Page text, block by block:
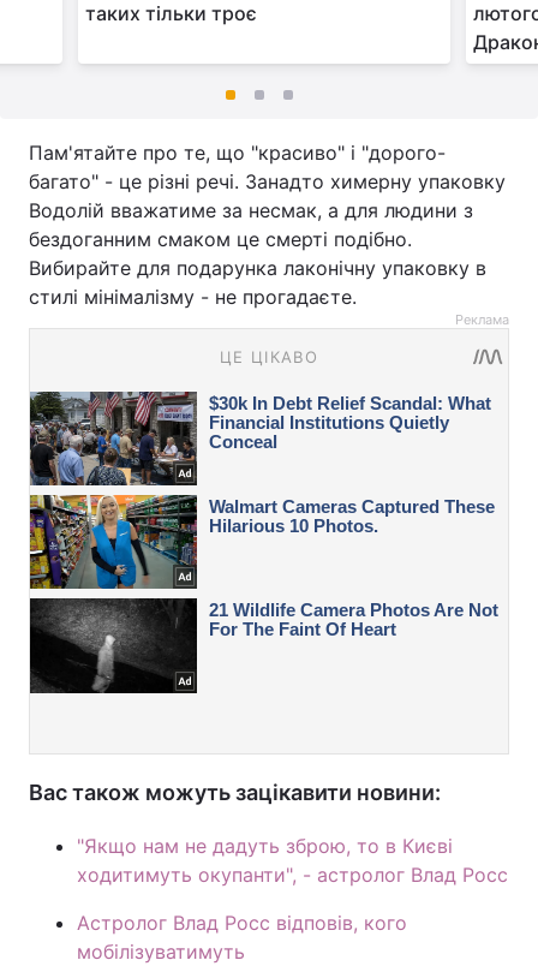
таких тільки троє
Пам'ятайте про те, що "красиво" і "дорого-
багато" - це різні речі. Занадто химерну упаковку
Водолій вважатиме за несмак, а для людини з
бездоганним смаком це смерті подібно.
Вибирайте для подарунка лаконічну упаковку в
стилі мінімалізму - не прогадаєте.
Реклама
Вас також можуть зацікавити новини:
"Якщо нам не дадуть зброю, то в Києві
ходитимуть окупанти", - астролог Влад Росс
Астролог Влад Росс відповів, кого
мобілізуватимуть